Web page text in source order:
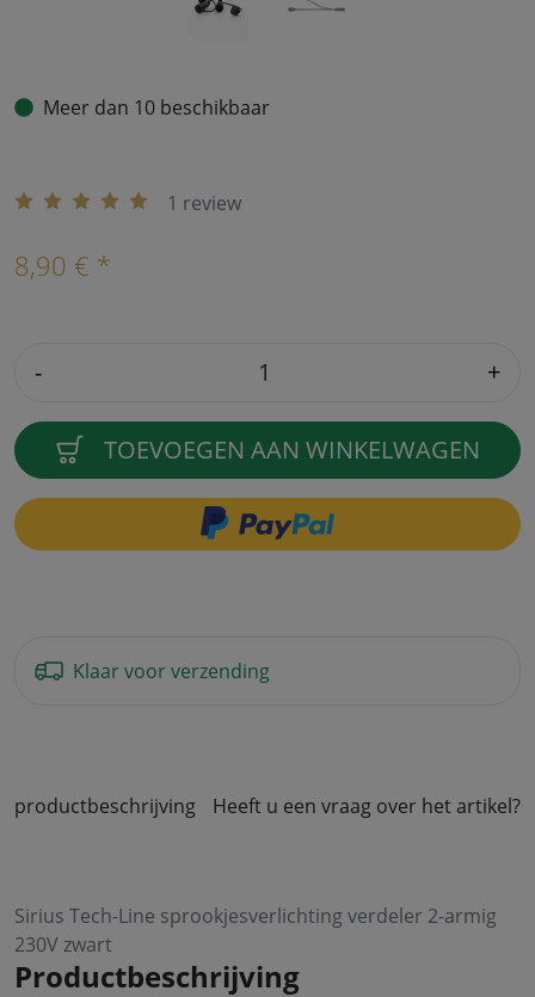
Meer dan 10 beschikbaar
1 review
8,90 € *
- +
TOEVOEGEN AAN WINKELWAGEN
Klaar voor verzending
productbeschrijving Heeft u een vraag over het artikel?
Sirius Tech-Line sprookjesverlichting verdeler 2-armig
230V zwart
Productbeschrijving